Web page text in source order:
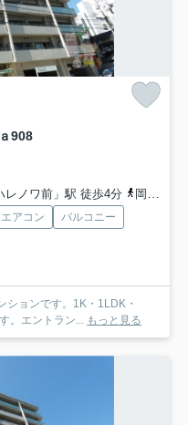
908
レノワ前」駅 徒歩4分
岡山電気軌道東山本線「県庁通り」駅 徒歩6分
エアコン
バルコニー
ションです。1K・1LDK・
。エントラン... もっと見る